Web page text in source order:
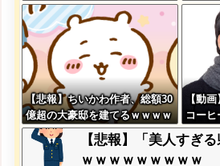
ｯ」→結果・・・
モテ
は勿
な？
【悲報】ちいかわ作者、総額30
億超の大豪邸を建てるｗｗｗｗ
ｗｗｗｗｗｗｗｗｗｗｗｗｗｗ
【動
コー
あが
とあ
【悲報】「美人すぎ
ｗｗｗｗｗｗｗｗｗ